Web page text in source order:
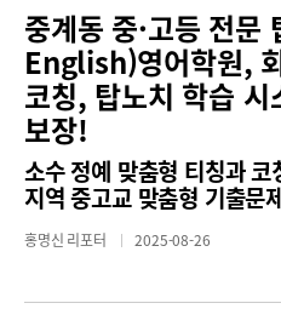
중계동 중·고등 전
English)영어학원,
코칭, 탑노치 학습
보장!
소수 정예 맞춤형 티칭과
지역 중고교 맞춤형 기출문
홍명신 리포터 2025-08-26